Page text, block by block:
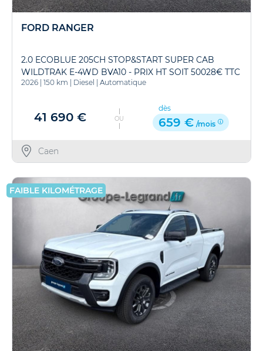
FORD RANGER
2.0 ECOBLUE 205CH STOP&START SUPER CAB
WILDTRAK E-4WD BVA10 - PRIX HT SOIT 50028€ TTC
2026 150 km Diesel Automatique
41 690 € OU
dès
659 € /mois
Caen
FAIBLE KILOMÉTRAGE